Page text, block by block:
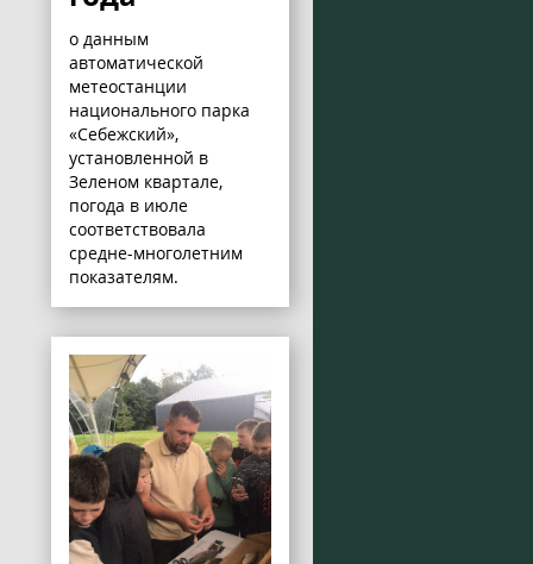
о данным
автоматической
метеостанции
национального парка
«Себежский»,
установленной в
Зеленом квартале,
погода в июле
соответствовала
средне-многолетним
показателям.